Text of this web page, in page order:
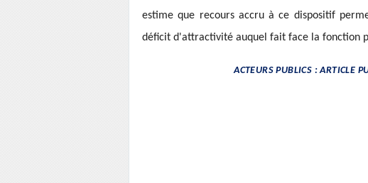
estime que recours accru à ce dispositif
déficit d'attractivité auquel fait face la fonction
ACTEURS PUBLICS : ARTICLE